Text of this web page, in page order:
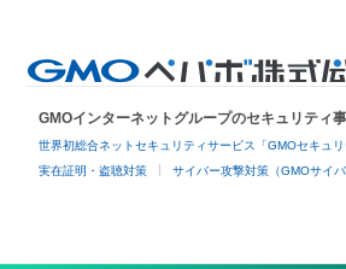
GMOインターネットグループのセキュリティ
世界初総合ネットセキュリティサービス「GMOセキュリ
実在証明・盗聴対策 サイバー攻撃対策（GMOサイ